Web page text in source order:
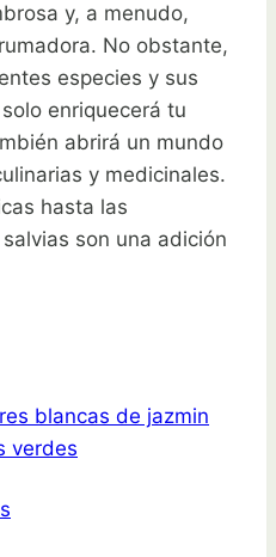
y, a menudo,
No obstante,
especies y sus
enriquecerá tu
abrirá un mundo
y medicinales.
hasta las
son una adición